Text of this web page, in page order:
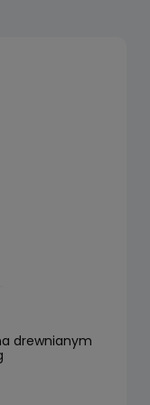
drewnianym